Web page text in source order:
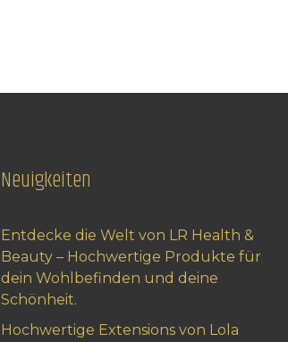
Neuigkeiten
Entdecke die Welt von LR Health &
Beauty – Hochwertige Produkte für
dein Wohlbefinden und deine
Schönheit.
Hochwertige Extensions von Lola